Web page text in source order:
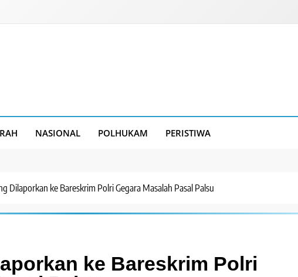
NASIONAL POLHUKAM PERISTIWA
Dilaporkan ke Bareskrim Polri Gegara Masalah Pasal Palsu
ke Bareskrim Polri